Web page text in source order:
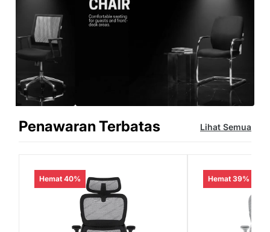
Penawaran Terbatas Lihat Semua
Hemat 40% Hemat 39%